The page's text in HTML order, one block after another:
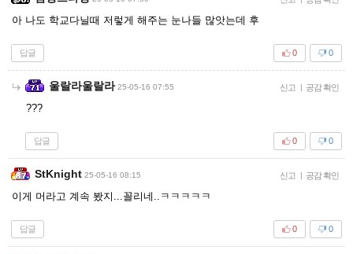
아 나도 학교다닐때 저렇게 해주는 눈나들 많앗는데 후
답글 0
0
울랄라울랄라 25-05-16 07:55 신고 | 공감 확인
???
답글 0
0
StKnight 25-05-16 08:15 신고 | 공감 확인
이게 머라고 계속 봤지...꼴리네..ㅋㅋㅋㅋㅋ
답글 0
0